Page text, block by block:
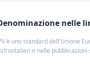
nelle
è uno standard dell'Unione
e nelle pubblicazioni